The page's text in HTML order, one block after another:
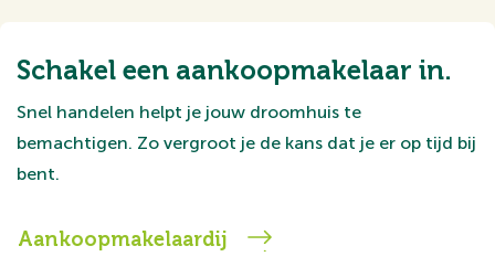
Schakel een aankoopmakelaar in.
Snel handelen helpt je jouw droomhuis te
bemachtigen. Zo vergroot je de kans dat je er op tijd bij
bent.
Aankoopmakelaardij